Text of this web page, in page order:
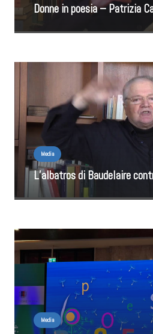
Donne in poesia – Patrizia
Media
L’albatros di Baudelaire
Media